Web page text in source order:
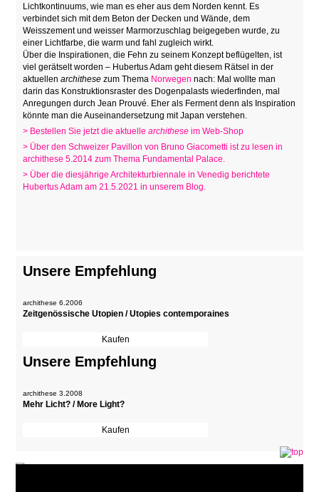
Lichtkontinuums, wie man es eher aus dem Norden kennt. Es
verbindet sich mit dem Beton der Decken und Wände, dem
Weisszement und weisser Marmorzuschlag beigegeben wurde, zu
einer Lichtfarbe, die warm und fahl zugleich wirkt.
Über die Inspirationen, die Fehn zu seinem Konzept beflügelten, ist
viel gerätselt worden – Hubertus Adam geht diesem Rätsel in der
aktuellenarchithese zum Thema Norwegen nach: Mal wollte man
darin das Konstruktionsraster des Dogenpalasts wiederfinden, mal
Anregungen durch Jean Prouvé. Eher als Ferment denn als Inspiration
könnte man die Auseinandersetzung mit Japan verstehen.
> Bestellen Sie jetzt die aktuellearchithese im Web-Shop
> Über den Schweizer Pavillon von Bruno Giacometti ist zu lesen in
archithese 5.2014 zum Thema Fundamental Palace.
> Über die diesjährige Architekturbiennale in Venedig berichtete
Hubertus Adam am 21.5.2021 in unserem Blog.
Unsere Empfehlung
archithese 6.2006
Zeitgenössische Utopien / Utopies contemporaines
Unsere Empfehlung
archithese 3.2008
Mehr Licht? / More Light?